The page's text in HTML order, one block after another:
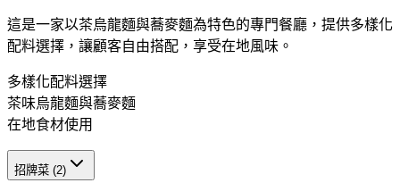
這是一家以茶烏龍麵與蕎麥麵為特色的專門餐廳，提供多樣化
配料選擇，讓顧客自由搭配，享受在地風味。
多樣化配料選擇
茶味烏龍麵與蕎麥麵
在地食材使用
招牌菜 (2)